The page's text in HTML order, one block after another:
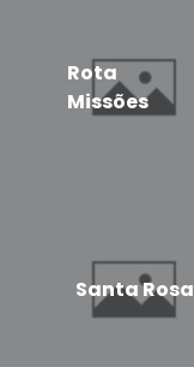
Rota
Missões
Santa Rosa